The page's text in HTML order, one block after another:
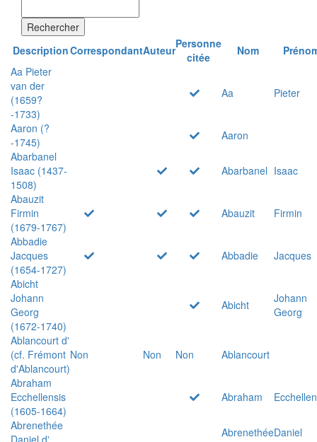
Rechercher
DescriptionCorrespondantAuteurPersonne
citée
Nom
Aa Pieter
van der
(1659?
-1733)
Aa Pieter
Aaron (?
-1745)
Aaron
Abarbanel
Isaac (1437-
1508)
Abarbanel Isaac
Abauzit
Firmin
(1679-1767)
Abauzit
Firmin
Abbadie
Jacques
(1654-1727)
Abbadie
Jacques
Abicht
Johann
Georg
(1672-1740)
Abicht
Johann
Georg
Ablancourt d'
(cf. Frémont
d'Ablancourt)
Non Non Non
Ablancourt
Abraham
Ecchellensis
(1605-1664)
Abraham
Abrenethée
Daniel d'
AbrenethéeDaniel